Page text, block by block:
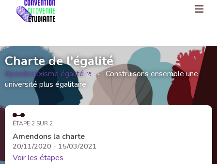
Charte de l'égalité
#pasdesexisme égalité
(Lien externe)
Construisons ensemble une
université plus égalitaire
ÉTAPE 2 SUR 2
Amendons la charte
20/11/2020 - 15/03/2021
Voir les étapes